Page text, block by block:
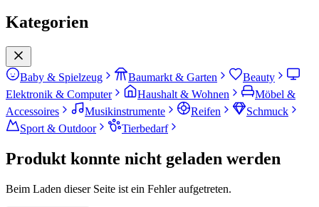
Kategorien
Baby & Spielzeug Baumarkt & Garten
Beauty
Elektronik & Computer
Haushalt & Wohnen
Möbel &
Accessoires
Musikinstrumente Reifen
Schmuck
Sport & Outdoor
Tierbedarf
Produkt konnte nicht geladen werden
Beim Laden dieser Seite ist ein Fehler aufgetreten.